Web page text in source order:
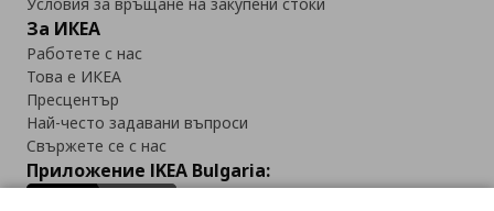
За ИКЕА
Работете с нас
Това е ИКЕА
Пресцентър
Най-често задавани въпроси
Свържете се с нас
Приложение IKEA Bulgaria: